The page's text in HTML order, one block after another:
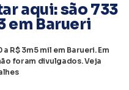
aqui: são 733
em Barueri
R$ 3m5 mil em Barueri. Em
foram divulgados. Veja